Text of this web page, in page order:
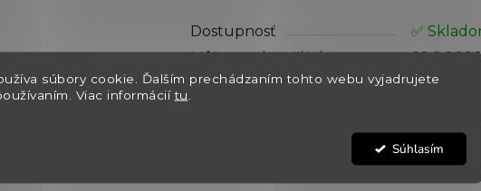
súbory cookie. Ďalším prechádzaním tohto webu vyjadrujete
Viac informáciítu
Súhlasím
Dostupnosť ✅
Môžeme doručiť do:
10.8.2026
Kód:
150182